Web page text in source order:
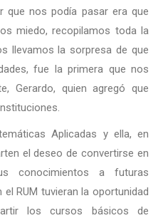
que nos podía pasar era que
miedo, recopilamos toda la
llevamos la sorpresa de que
fue la primera que nos
Gerardo, quien agregó que
Aplicadas y ella, en
el deseo de convertirse en
conocimientos a futuras
RUM tuvieran la oportunidad
los cursos básicos de